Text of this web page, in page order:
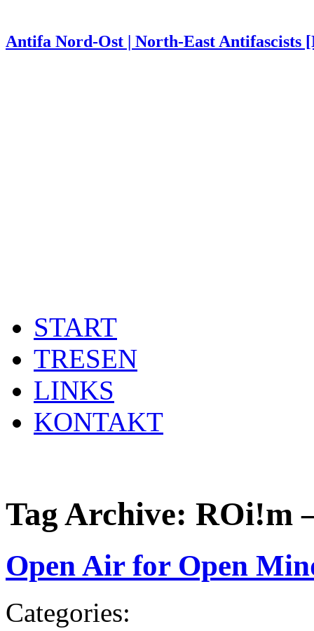
Antifa Nord-Ost | North-East Antifascists
START
TRESEN
LINKS
KONTAKT
Tag Archive: ROi!m
Open Air for Open
Categories: